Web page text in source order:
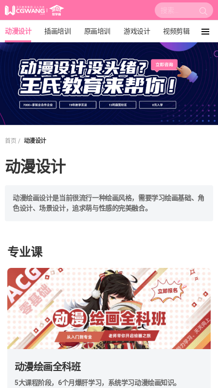
搜
索:
动漫设计 插画培训 原画培训 游戏设计 视频剪辑
漫画设计 绘画教程 板绘培训
单
你在这里:
首页 动漫设计
动漫设计
动漫绘画设计是当前很流行一种绘画风格，需要学习绘画基础、角
色设计、场景设计，追求萌与性感的完美融合。
动漫绘画全科班
5大课程阶段，6个月爆肝学习，系统学习动漫绘画知识。